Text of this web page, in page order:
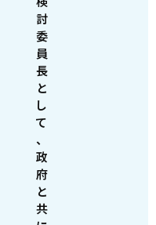
討
委
員
長
と
し
て
、
政
府
と
共